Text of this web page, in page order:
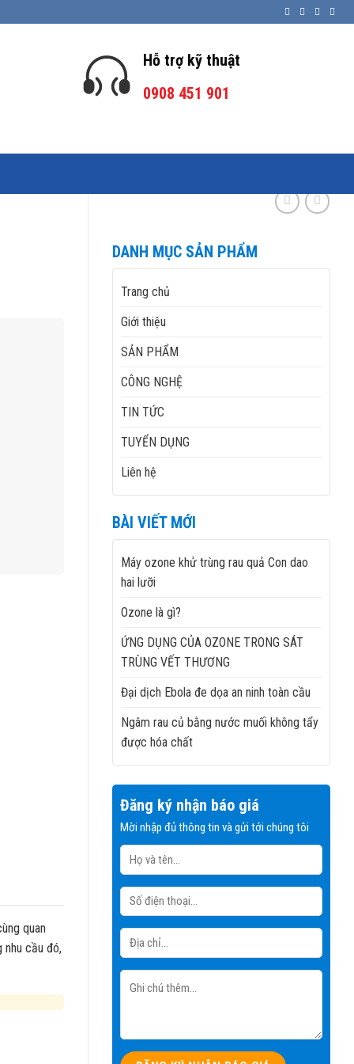
Hỗ trợ kỹ thuật
0908 451 901
DANH MỤC SẢN PHẨM
Trang chủ
Giới thiệu
SẢN PHẨM
CÔNG NGHỆ
TIN TỨC
TUYỂN DỤNG
Liên hệ
BÀI VIẾT MỚI
Máy ozone khử trùng rau quả Con dao
hai lưỡi
Ozone là gì?
ỨNG DỤNG CỦA OZONE TRONG SÁT
TRÙNG VẾT THƯƠNG
Đại dịch Ebola đe dọa an ninh toàn cầu
Ngâm rau củ bằng nước muối không tẩy
được hóa chất
Đăng ký nhận báo giá
Mời nhập đủ thông tin và gửi tới chúng tôi
quan
nhu cầu đó,